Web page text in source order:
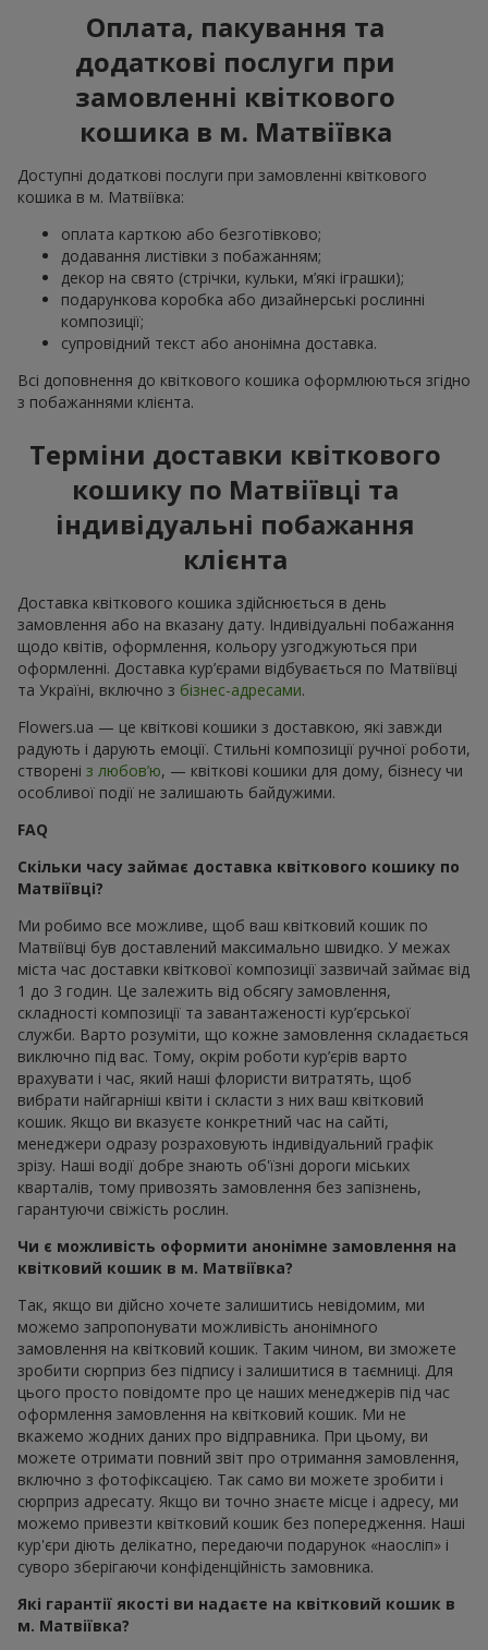
Оплата, пакування та
додаткові послуги при
замовленні квіткового
кошика в м. Матвіївка
Доступні додаткові послуги при замовленні квіткового
кошика в м. Матвіївка:
оплата карткою або безготівково;
додавання листівки з побажанням;
декор на свято (стрічки, кульки, м’які іграшки);
подарункова коробка або дизайнерські рослинні
композиції;
супровідний текст або анонімна доставка.
Всі доповнення до квіткового кошика оформлюються згідно
з побажаннями клієнта.
Терміни доставки квіткового
кошику по Матвіївці та
індивідуальні побажання
клієнта
Доставка квіткового кошика здійснюється в день
замовлення або на вказану дату. Індивідуальні побажання
щодо квітів, оформлення, кольору узгоджуються при
оформленні. Доставка кур’єрами відбувається по Матвіївці
та Україні, включно з бізнес-адресами.
Flowers.ua — це квіткові кошики з доставкою, які завжди
радують і дарують емоції. Стильні композиції ручної роботи,
створені з любов’ю, — квіткові кошики для дому, бізнесу чи
особливої події не залишають байдужими.
FAQ
Скільки часу займає доставка квіткового кошику по
Матвіївці?
Ми робимо все можливе, щоб ваш квітковий кошик по
Матвіївці був доставлений максимально швидко. У межах
міста час доставки квіткової композиції зазвичай займає від
1 до 3 годин. Це залежить від обсягу замовлення,
складності композиції та завантаженості кур’єрської
служби. Варто розуміти, що кожне замовлення складається
виключно під вас. Тому, окрім роботи кур’єрів варто
врахувати і час, який наші флористи витратять, щоб
вибрати найгарніші квіти і скласти з них ваш квітковий
кошик. Якщо ви вказуєте конкретний час на сайті,
менеджери одразу розраховують індивідуальний графік
зрізу. Наші водії добре знають об'їзні дороги міських
кварталів, тому привозять замовлення без запізнень,
гарантуючи свіжість рослин.
Чи є можливість оформити анонімне замовлення на
квітковий кошик в м. Матвіївка?
Так, якщо ви дійсно хочете залишитись невідомим, ми
можемо запропонувати можливість анонімного
замовлення на квітковий кошик. Таким чином, ви зможете
зробити сюрприз без підпису і залишитися в таємниці. Для
цього просто повідомте про це наших менеджерів під час
оформлення замовлення на квітковий кошик. Ми не
вкажемо жодних даних про відправника. При цьому, ви
можете отримати повний звіт про отримання замовлення,
включно з фотофіксацією. Так само ви можете зробити і
сюрприз адресату. Якщо ви точно знаєте місце і адресу, ми
можемо привезти квітковий кошик без попередження. Наші
кур'єри діють делікатно, передаючи подарунок «наосліп» і
суворо зберігаючи конфіденційність замовника.
Які гарантії якості ви надаєте на квітковий кошик в
м. Матвіївка?